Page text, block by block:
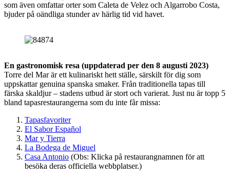
som även omfattar orter som Caleta de Velez och Algarrobo Costa,
bjuder på oändliga stunder av härlig tid vid havet.
En gastronomisk resa (uppdaterad per den 8 augusti 2023)
Torre del Mar är ett kulinariskt hett ställe, särskilt för dig som
uppskattar genuina spanska smaker. Från traditionella tapas till
färska skaldjur – stadens utbud är stort och varierat. Just nu är topp 5
bland tapasrestaurangerna som du inte får missa:
Tapasfavoriter
El Sabor Español
Mar y Tierra
La Bodega de Miguel
Casa Antonio (Obs: Klicka på restaurangnamnen för att
besöka deras officiella webbplatser.)